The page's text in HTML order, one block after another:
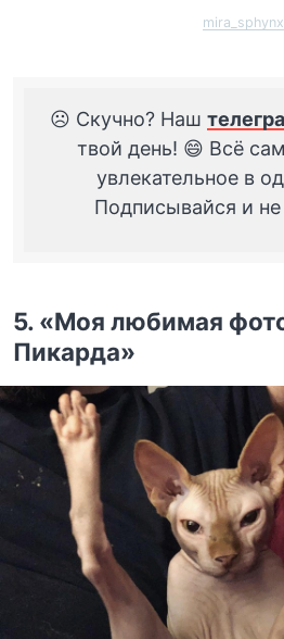
mira_sphynx
☹️ Скучно? Наш
твой день! 😄 Всё
увлекательное в
Подписывайся и не
5. «Моя любимая
Пикарда»